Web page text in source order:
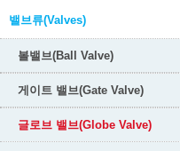
밸브류(Valves)
볼밸브(Ball Valve)
게이트 밸브(Gate Valve)
글로브 밸브(Globe Valve)